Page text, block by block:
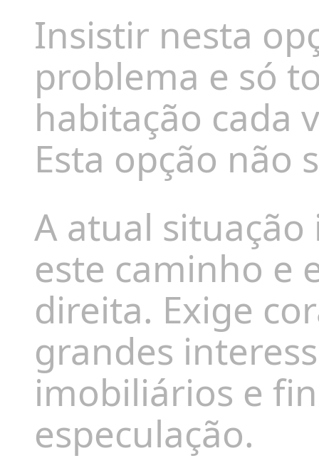
Insistir nesta
problema e só
habitação cada
Esta opção não
A atual
este caminho e
direita. Exige
grandes
imobiliários e
especulação.